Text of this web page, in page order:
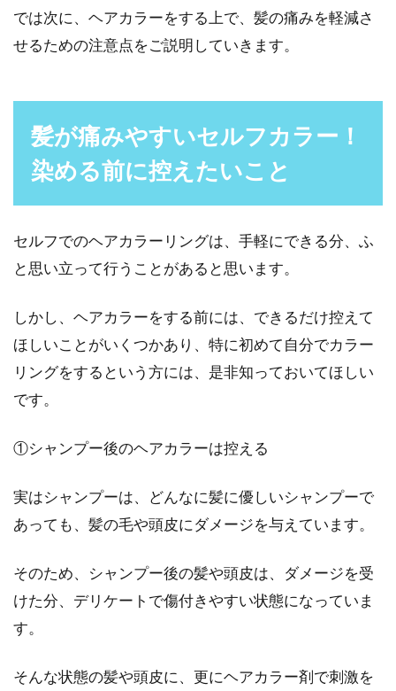
髪の毛の色を変えるヘアカラーは、イメージチ
ェンジするための手軽な方法です。しかし、い
汗や湿気で前髪がうねる！改善策や
アレンジ方法をご紹介！
汗をかいた日や、湿気が多い日に前髪のセット
ますか？男性...
美容室で髪型を失敗した！似合わな
い時はどう対処する？
に、失敗してしまうことがあります。似合わな
ひげの根元に黒い液体が？
抜いてみると...
では次に、ヘアカラーをする上で、髪の痛みを軽減さ
せるための注意点をご説明していきます。
髪が痛みやすいセルフカラー！
染める前に控えたいこと
セルフでのヘアカラーリングは、手軽にできる分、ふ
と思い立って行うことがあると思います。
しかし、ヘアカラーをする前には、できるだけ控えて
ほしいことがいくつかあり、特に初めて自分でカラー
リングをするという方には、是非知っておいてほしい
です。
①シャンプー後のヘアカラーは控える
実はシャンプーは、どんなに髪に優しいシャンプーで
あっても、髪の毛や頭皮にダメージを与えています。
そのため、シャンプー後の髪や頭皮は、ダメージを受
けた分、デリケートで傷付きやすい状態になっていま
す。
そんな状態の髪や頭皮に、更にヘアカラー剤で刺激を